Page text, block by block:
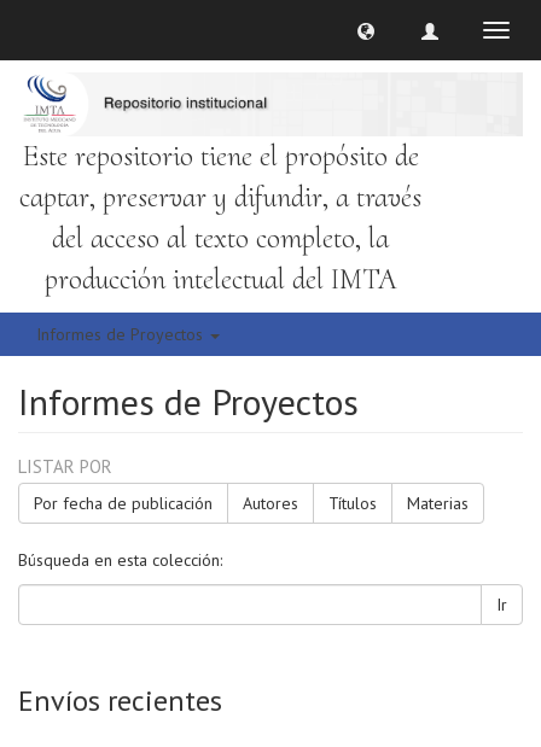
Este repositorio tiene el propósito de
captar, preservar y difundir, a través
del acceso al texto completo, la
producción intelectual del IMTA
Informes de Proyectos
Informes de Proyectos
LISTAR POR
Por fecha de publicación Autores Títulos Materias
Búsqueda en esta colección:
Ir
Envíos recientes